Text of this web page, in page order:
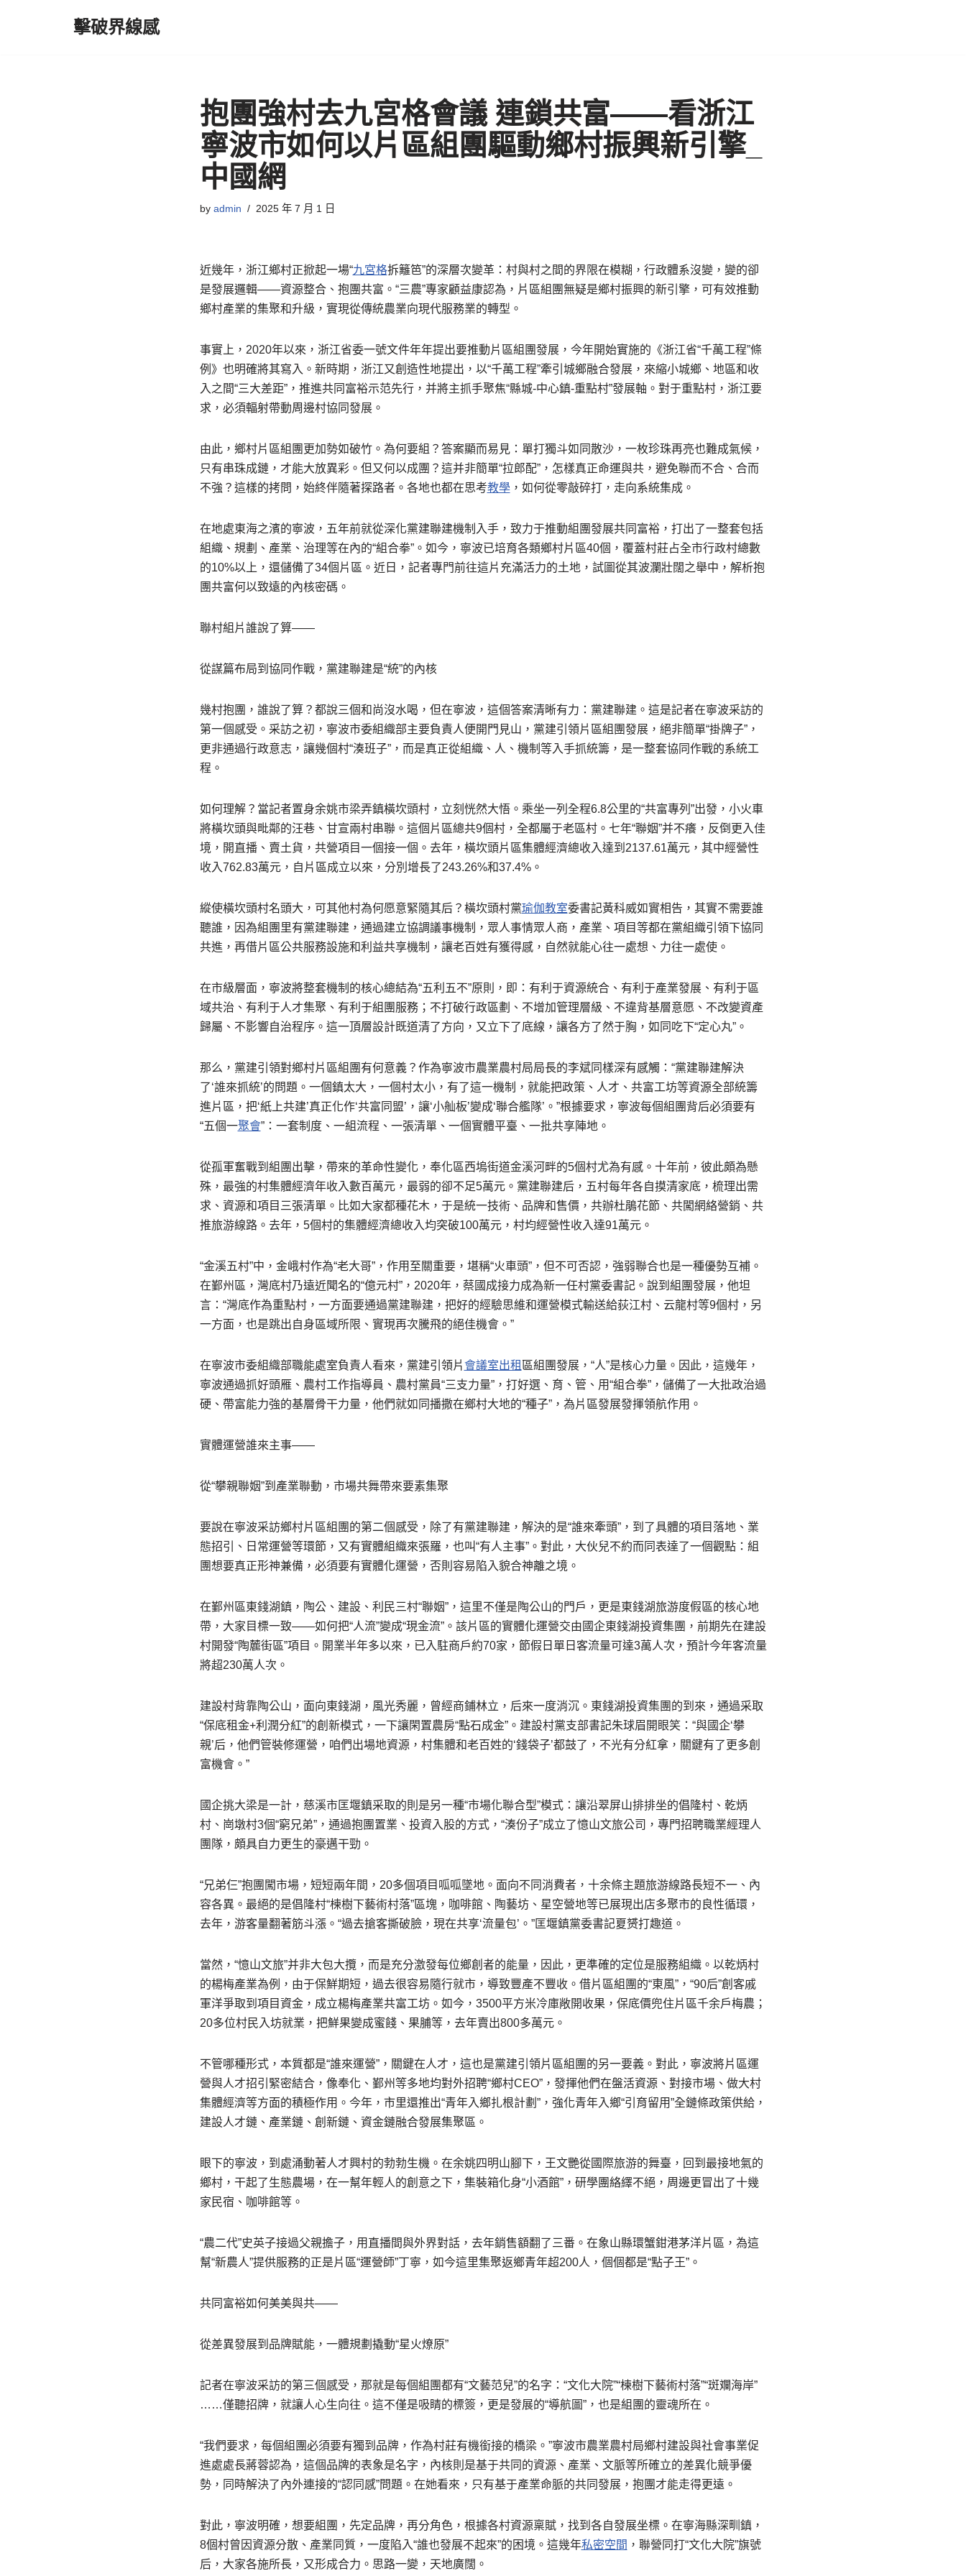
擊破界線感
抱團強村去九宮格會議 連鎖共富——看浙江
寧波市如何以片區組團驅動鄉村振興新引擎_
中國網
by admin 2025 年 7 月 1 日
近幾年，浙江鄉村正掀起一場“九宮格拆籬笆”的深層次變革：村與村之間的界限在模糊，行政體系沒變，變的卻
是發展邏輯——資源整合、抱團共富。“三農”專家顧益康認為，片區組團無疑是鄉村振興的新引擎，可有效推動
鄉村產業的集聚和升級，實現從傳統農業向現代服務業的轉型。
事實上，2020年以來，浙江省委一號文件年年提出要推動片區組團發展，今年開始實施的《浙江省“千萬工程”條
例》也明確將其寫入。新時期，浙江又創造性地提出，以“千萬工程”牽引城鄉融合發展，來縮小城鄉、地區和收
入之間“三大差距”，推進共同富裕示范先行，并將主抓手聚焦“縣城-中心鎮-重點村”發展軸。對于重點村，浙江要
求，必須輻射帶動周邊村協同發展。
由此，鄉村片區組團更加勢如破竹。為何要組？答案顯而易見：單打獨斗如同散沙，一枚珍珠再亮也難成氣候，
只有串珠成鏈，才能大放異彩。但又何以成團？這并非簡單“拉郎配”，怎樣真正命運與共，避免聯而不合、合而
不強？這樣的拷問，始終伴隨著探路者。各地也都在思考教學，如何從零敲碎打，走向系統集成。
在地處東海之濱的寧波，五年前就從深化黨建聯建機制入手，致力于推動組團發展共同富裕，打出了一整套包括
組織、規劃、產業、治理等在內的“組合拳”。如今，寧波已培育各類鄉村片區40個，覆蓋村莊占全市行政村總數
的10%以上，還儲備了34個片區。近日，記者專門前往這片充滿活力的土地，試圖從其波瀾壯闊之舉中，解析抱
團共富何以致遠的內核密碼。
聯村組片誰說了算——
從謀篇布局到協同作戰，黨建聯建是“統”的內核
幾村抱團，誰說了算？都說三個和尚沒水喝，但在寧波，這個答案清晰有力：黨建聯建。這是記者在寧波采訪的
第一個感受。采訪之初，寧波市委組織部主要負責人便開門見山，黨建引領片區組團發展，絕非簡單“掛牌子”，
更非通過行政意志，讓幾個村“湊班子”，而是真正從組織、人、機制等入手抓統籌，是一整套協同作戰的系統工
程。
如何理解？當記者置身余姚市梁弄鎮橫坎頭村，立刻恍然大悟。乘坐一列全程6.8公里的“共富專列”出發，小火車
將橫坎頭與毗鄰的汪巷、甘宣兩村串聯。這個片區總共9個村，全都屬于老區村。七年“聯姻”并不癢，反倒更入佳
境，開直播、賣土貨，共營項目一個接一個。去年，橫坎頭片區集體經濟總收入達到2137.61萬元，其中經營性
收入762.83萬元，自片區成立以來，分別增長了243.26%和37.4%。
縱使橫坎頭村名頭大，可其他村為何愿意緊隨其后？橫坎頭村黨瑜伽教室委書記黃科威如實相告，其實不需要誰
聽誰，因為組團里有黨建聯建，通過建立協調議事機制，眾人事情眾人商，產業、項目等都在黨組織引領下協同
共進，再借片區公共服務設施和利益共享機制，讓老百姓有獲得感，自然就能心往一處想、力往一處使。
在市級層面，寧波將整套機制的核心總結為“五利五不”原則，即：有利于資源統合、有利于產業發展、有利于區
域共治、有利于人才集聚、有利于組團服務；不打破行政區劃、不增加管理層級、不違背基層意愿、不改變資產
歸屬、不影響自治程序。這一頂層設計既道清了方向，又立下了底線，讓各方了然于胸，如同吃下“定心丸”。
那么，黨建引領對鄉村片區組團有何意義？作為寧波市農業農村局局長的李斌同樣深有感觸：“黨建聯建解決
了‘誰來抓統’的問題。一個鎮太大，一個村太小，有了這一機制，就能把政策、人才、共富工坊等資源全部統籌
進片區，把‘紙上共建’真正化作‘共富同盟’，讓‘小舢板’變成‘聯合艦隊’。”根據要求，寧波每個組團背后必須要有
“五個一聚會”：一套制度、一組流程、一張清單、一個實體平臺、一批共享陣地。
從孤軍奮戰到組團出擊，帶來的革命性變化，奉化區西塢街道金溪河畔的5個村尤為有感。十年前，彼此頗為懸
殊，最強的村集體經濟年收入數百萬元，最弱的卻不足5萬元。黨建聯建后，五村每年各自摸清家底，梳理出需
求、資源和項目三張清單。比如大家都種花木，于是統一技術、品牌和售價，共辦杜鵑花節、共闖網絡營銷、共
推旅游線路。去年，5個村的集體經濟總收入均突破100萬元，村均經營性收入達91萬元。
“金溪五村”中，金峨村作為“老大哥”，作用至關重要，堪稱“火車頭”，但不可否認，強弱聯合也是一種優勢互補。
在鄞州區，灣底村乃遠近聞名的“億元村”，2020年，蔡國成接力成為新一任村黨委書記。說到組團發展，他坦
言：“灣底作為重點村，一方面要通過黨建聯建，把好的經驗思維和運營模式輸送給荻江村、云龍村等9個村，另
一方面，也是跳出自身區域所限、實現再次騰飛的絕佳機會。”
在寧波市委組織部職能處室負責人看來，黨建引領片會議室出租 區組團發展，“人”是核心力量。因此，這幾年，
寧波通過抓好頭雁、農村工作指導員、農村黨員“三支力量”，打好選、育、管、用“組合拳”，儲備了一大批政治過
硬、帶富能力強的基層骨干力量，他們就如同播撒在鄉村大地的“種子”，為片區發展發揮領航作用。
實體運營誰來主事——
從“攀親聯姻”到產業聯動，市場共舞帶來要素集聚
要說在寧波采訪鄉村片區組團的第二個感受，除了有黨建聯建，解決的是“誰來牽頭”，到了具體的項目落地、業
態招引、日常運營等環節，又有實體組織來張羅，也叫“有人主事”。對此，大伙兒不約而同表達了一個觀點：組
團想要真正形神兼備，必須要有實體化運營，否則容易陷入貌合神離之境。
在鄞州區東錢湖鎮，陶公、建設、利民三村“聯姻”，這里不僅是陶公山的門戶，更是東錢湖旅游度假區的核心地
帶，大家目標一致——如何把“人流”變成“現金流”。該片區的實體化運營交由國企東錢湖投資集團，前期先在建設
村開發“陶麓街區”項目。開業半年多以來，已入駐商戶約70家，節假日單日客流量可達3萬人次，預計今年客流量
將超230萬人次。
建設村背靠陶公山，面向東錢湖，風光秀麗，曾經商鋪林立，后來一度消沉。東錢湖投資集團的到來，通過采取
“保底租金+利潤分紅”的創新模式，一下讓閑置農房“點石成金”。建設村黨支部書記朱球眉開眼笑：“與國企‘攀
親’后，他們管裝修運營，咱們出場地資源，村集體和老百姓的‘錢袋子’都鼓了，不光有分紅拿，關鍵有了更多創
富機會。”
國企挑大梁是一計，慈溪市匡堰鎮采取的則是另一種“市場化聯合型”模式：讓沿翠屏山排排坐的倡隆村、乾炳
村、崗墩村3個“窮兄弟”，通過抱團置業、投資入股的方式，“湊份子”成立了憶山文旅公司，專門招聘職業經理人
團隊，頗具自力更生的豪邁干勁。
“兄弟仨”抱團闖市場，短短兩年間，20多個項目呱呱墜地。面向不同消費者，十余條主題旅游線路長短不一、內
容各異。最絕的是倡隆村“楝樹下藝術村落”區塊，咖啡館、陶藝坊、星空營地等已展現出店多聚市的良性循環，
去年，游客量翻著筋斗漲。“過去搶客撕破臉，現在共享‘流量包’。”匡堰鎮黨委書記夏赟打趣道。
當然，“憶山文旅”并非大包大攬，而是充分激發每位鄉創者的能量，因此，更準確的定位是服務組織。以乾炳村
的楊梅產業為例，由于保鮮期短，過去很容易隨行就市，導致豐產不豐收。借片區組團的“東風”，“90后”創客戚
軍洋爭取到項目資金，成立楊梅產業共富工坊。如今，3500平方米冷庫敞開收果，保底價兜住片區千余戶梅農；
20多位村民入坊就業，把鮮果變成蜜餞、果脯等，去年賣出800多萬元。
不管哪種形式，本質都是“誰來運營”，關鍵在人才，這也是黨建引領片區組團的另一要義。對此，寧波將片區運
營與人才招引緊密結合，像奉化、鄞州等多地均對外招聘“鄉村CEO”，發揮他們在盤活資源、對接市場、做大村
集體經濟等方面的積極作用。今年，市里還推出“青年入鄉扎根計劃”，強化青年入鄉“引育留用”全鏈條政策供給，
建設人才鏈、產業鏈、創新鏈、資金鏈融合發展集聚區。
眼下的寧波，到處涌動著人才興村的勃勃生機。在余姚四明山腳下，王文艷從國際旅游的舞臺，回到最接地氣的
鄉村，干起了生態農場，在一幫年輕人的創意之下，集裝箱化身“小酒館”，研學團絡繹不絕，周邊更冒出了十幾
家民宿、咖啡館等。
“農二代”史英子接過父親擔子，用直播間與外界對話，去年銷售額翻了三番。在象山縣環蟹鉗港茅洋片區，為這
幫“新農人”提供服務的正是片區“運營師”丁寧，如今這里集聚返鄉青年超200人，個個都是“點子王”。
共同富裕如何美美與共——
從差異發展到品牌賦能，一體規劃撬動“星火燎原”
記者在寧波采訪的第三個感受，那就是每個組團都有“文藝范兒”的名字：“文化大院”“楝樹下藝術村落”“斑斕海岸”
……僅聽招牌，就讓人心生向往。這不僅是吸睛的標簽，更是發展的“導航圖”，也是組團的靈魂所在。
“我們要求，每個組團必須要有獨到品牌，作為村莊有機銜接的橋梁。”寧波市農業農村局鄉村建設與社會事業促
進處處長蔣蓉認為，這個品牌的表象是名字，內核則是基于共同的資源、產業、文脈等所確立的差異化競爭優
勢，同時解決了內外連接的“認同感”問題。在她看來，只有基于產業命脈的共同發展，抱團才能走得更遠。
對此，寧波明確，想要組團，先定品牌，再分角色，根據各村資源稟賦，找到各自發展坐標。在寧海縣深甽鎮，
8個村曾因資源分散、產業同質，一度陷入“誰也發展不起來”的困境。這幾年私密空間 ，聯營同打“文化大院”旗號
后，大家各施所長，又形成合力。思路一變，天地廣闊。